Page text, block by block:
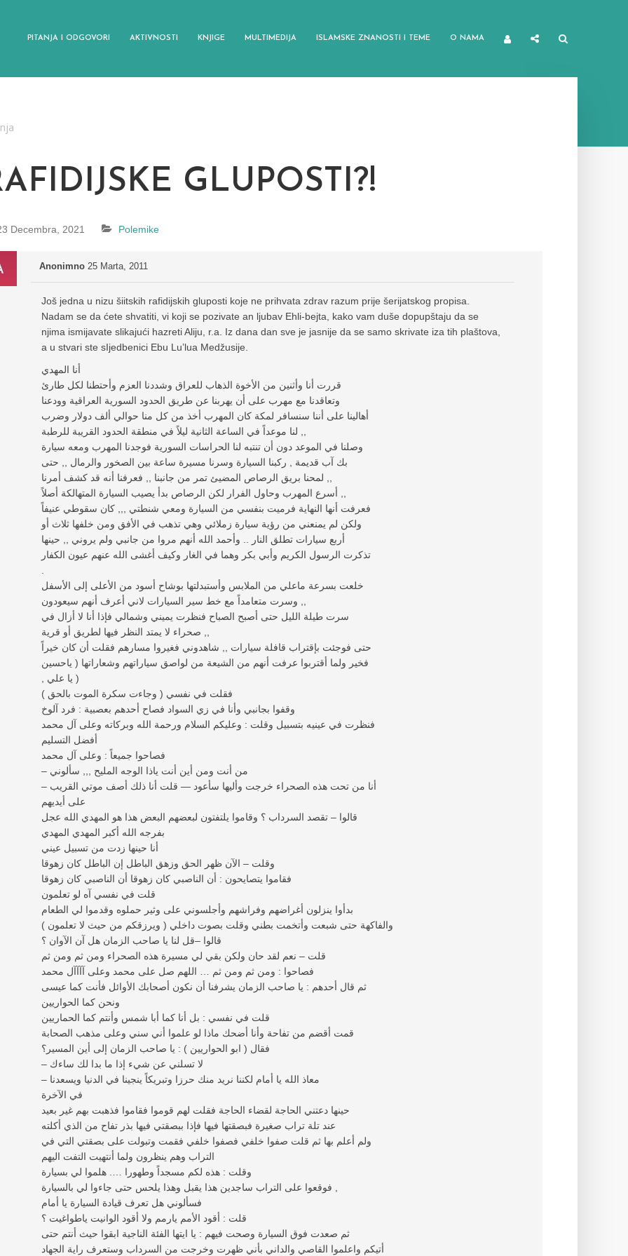
PITANJA I ODGOVORI AKTIVNOSTI KNJIGE MULTIMEDIJA ISLAMSKE ZNANOSTI I TEME O NAMA
GLUPOSTI?!
Decembra, 2021 Polemike
Anonimno 25 Marta, 2011
Još jedna u nizu šiitskih rafidijskih gluposti koje ne prihvata zdrav razum prije šerijatskog propisa.
Nadam se da ćete shvatiti, vi koji se pozivate an ljubav Ehli-bejta, kako vam duše dopupštaju da se
njima ismijavate slikajući hazreti Aliju, r.a. Iz dana dan sve je jasnije da se samo skrivate iza tih plaštova,
a u stvari ste sIjedbenici Ebu Lu’lua Medžusije.
أنا المهدي
قررت أنا وأثنين من الأخوة الذهاب للعراق وشددنا العزم وأحتطنا لكل طارئ
وتعاقدنا مع مهرب على أن يهربنا عن طريق الحدود السورية العراقية وودعنا
أهالينا على أننا سنسافر لمكة كان المهرب أخذ من كل منا حوالي ألف دولار وضرب
لنا موعداً في الساعة الثانية ليلاً في منطقة الحدود القريبة للرطبة ,,
وصلنا في الموعد دون أن تنتبه لنا الحراسات السورية فوجدنا المهرب ومعه سيارة
بك آب قديمة , ركبنا السيارة وسرنا مسيرة ساعة بين الصخور والرمال ,, حتى
لمحنا بريق الرصاص المضيئ تمر من جانبنا ,, فعرفنا أنه قد كشف أمرنا ,,
أسرع المهرب وحاول الفرار لكن الرصاص بدأ يصيب السيارة المتهالكة أصلاً ,,
فعرفت أنها النهاية فرميت بنفسي من السيارة ومعي شنطتي ,,, كان سقوطي عنيفاً
ولكن لم يمنعني من رؤية سيارة زملائي وهي تذهب في الأفق ومن خلفها ثلاث أو
أربع سيارات تطلق النار .. وأحمد الله أنهم مروا من جانبي ولم يروني ,, حينها
تذكرت الرسول الكريم وأبي بكر وهما في الغار وكيف أغشى الله عنهم عيون الكفار
.
خلعت بسرعة ماعلي من الملابس وأستبدلتها بوشاح أسود من الأعلى إلى الأسفل
وسرت متعامداً مع خط سير السيارات لاني أعرف أنهم سيعودون ,,
سرت طيلة الليل حتى أصبح الصباح فنظرت يميني وشمالي فإذا أنا لا أزال في
صحراء لا يمتد النظر فيها لطريق أو قرية ,,
حتى فوجئت بإقتراب قافلة سيارات ,, شاهدوني فغيروا مسارهم فقلت أن كان خيراً
فخير ولما أقتربوا عرفت أنهم من الشيعة من لواصق سياراتهم وشعاراتها ( ياحسين
, يا علي )
فقلت في نفسي ( وجاءت سكرة الموت بالحق )
وقفوا بجانبي وأنا في زي السواد فصاح أحدهم بعصبية : فرد آلوخ
فنظرت في عينيه بتسبيل وقلت : وعليكم السلام ورحمة الله وبركاته وعلى آل محمد
أفضل التسليم
فصاحوا جميعاً : وعلى آل محمد
– من أنت ومن أين أنت ياذا الوجه المليح ,,, سألوني
– أنا من تحت هذه الصحراء خرجت وأليها سأعود — قلت أنا ذلك أصف موتي القريب
على أيديهم
قالوا – تقصد السرداب ؟ وقاموا يلتفتون لبعضهم البعض هذا هو المهدي الله عجل
بفرجه الله أكبر المهدي المهدي
أنا حينها زدت من تسبيل عيني
وقلت – الآن ظهر الحق وزهق الباطل إن الباطل كان زهوقا
فقاموا يتصايحون : أن الناصبي كان زهوقا أن الناصبي كان زهوقا
قلت في نفسي آه لو تعلمون
بدأوا ينزلون أغراضهم وفراشهم وأجلسوني على وثير حملوه وقدموا لي الطعام
والفاكهة حتى شبعت وأتخمت بطني وقلت بصوت داخلي ( ويرزقكم من حيث لا تعلمون )
قالوا –قل لنا يا صاحب الزمان هل آن الآوان ؟
قلت – نعم لقد حان ولكن بقي لي مسيرة هذه الصحراء ومن ثم ومن ثم
فصاحوا : ومن ثم ومن ثم … اللهم صل على محمد وعلى آآآآل محمد
ثم قال أحدهم : يا صاحب الزمان يشرفنا أن نكون أصحابك الأوائل فأنت كما عيسى
ونحن كما الحواريين
قلت في نفسي : بل أنا كما أبا شمس وأنتم كما الحماريين
قمت أقضم من تفاحة وأنا أضحك ماذا لو علموا أني سني وعلى مذهب الصحابة
فقال ( ابو الحواريين ) : يا صاحب الزمان إلى أين المسير؟
– لا تسلني عن شيء إذا ما بدا لك ساءك
– معاذ الله يا أمام لكننا نريد منك حرزا وتبريكاً ينجينا في الدنيا ويسعدنا
في الآخرة
حينها دعتني الحاجة لقضاء الحاجة فقلت لهم قوموا فقاموا فذهبت بهم غير بعيد
عند تلة تراب صغيرة فبصقتها فيها فإذا ببصقتي فيها بذر تفاح من الذي أكلته
ولم أعلم بها ثم قلت صفوا خلفي فصفوا خلفي فقمت وتبولت على بصقتي التي في
التراب وهم ينظرون ولما أنتهيت التفت اليهم
وقلت : هذه لكم مسجداً وطهورا …. هلموا لي بسيارة
فوقعوا على التراب ساجدين هذا يقبل وهذا يلحس حتى جاءوا لي بالسيارة ,
فسألوني هل تعرف قيادة السيارة يا أمام
قلت : أقود الأمم يارمم ولا أقود الوانيت ياطواغيت ؟
ثم صعدت فوق السيارة وصحت فيهم : يا ايتها الفئة الناجية ابقوا حيث أنتم حتى
أتيكم واعلموا القاصي والداني بأني ظهرت وخرجت من السرداب وستعرف راية الجهاد